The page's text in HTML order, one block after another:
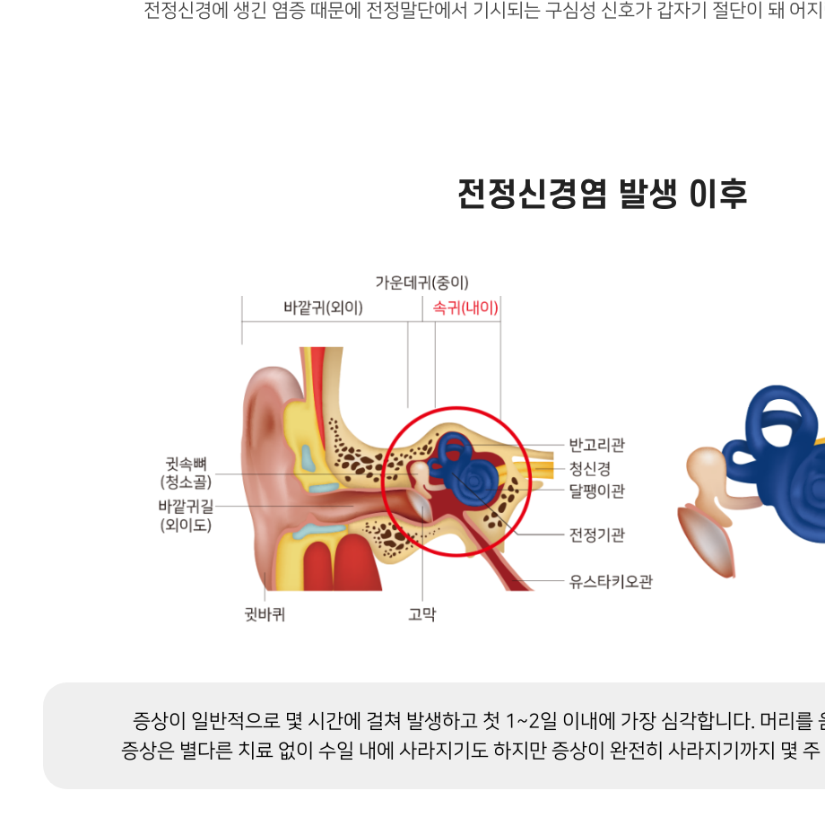
전정신경에 생긴 염증 때문에 전정말단에서 기시되는 구심성 신호가 갑자기 절단이 돼 어
전정신경염 발생 이후
증상이 일반적으로 몇 시간에 걸쳐 발생하고 첫 1~2일 이내에 가장 심각합니다. 머리를
증상은 별다른 치료 없이 수일 내에 사라지기도 하지만 증상이 완전히 사라지기까지 몇